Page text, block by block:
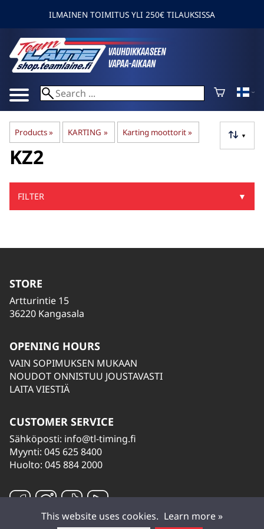
ILMAINEN TOIMITUS YLI 250€ TILAUKSISSA
Products‪» KARTING ‪» Karting moottorit‪» ▼
KZ2
FILTER ▼
STORE
Artturintie 15
36220 Kangasala
OPENING HOURS
VAIN SOPIMUKSEN MUKAAN
NOUDOT ONNISTUU JOUSTAVASTI
LAITA VIESTIÄ
CUSTOMER SERVICE
Sähköposti: info@tl-timing.fi
Myynti: 045 625 8400
Huolto: 045 884 2000
This website uses cookies. Learn more »